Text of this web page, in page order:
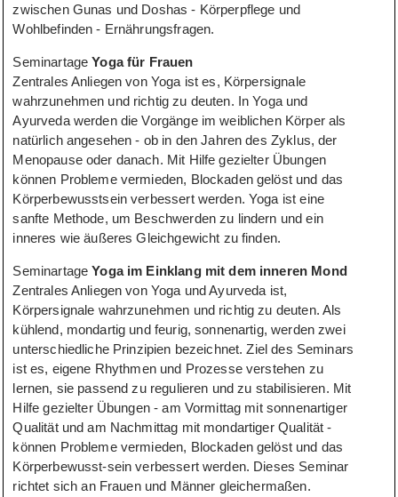
zwischen Gunas und Doshas - Körperpflege und
Wohlbefinden - Ernährungsfragen.
SeminartageYoga für Frauen
Zentrales Anliegen von Yoga ist es, Körpersignale
wahrzunehmen und richtig zu deuten. In Yoga und
Ayurveda werden die Vorgänge im weiblichen Körper als
natürlich angesehen - ob in den Jahren des Zyklus, der
Menopause oder danach. Mit Hilfe gezielter Übungen
können Probleme vermieden, Blockaden gelöst und das
Körperbewusstsein verbessert werden. Yoga ist eine
sanfte Methode, um Beschwerden zu lindern und ein
inneres wie äußeres Gleichgewicht zu finden.
SeminartageYoga im Einklang mit dem inneren Mond
Zentrales Anliegen von Yoga und Ayurveda ist,
Körpersignale wahrzunehmen und richtig zu deuten. Als
kühlend, mondartig und feurig, sonnenartig, werden zwei
unterschiedliche Prinzipien bezeichnet. Ziel des Seminars
ist es, eigene Rhythmen und Prozesse verstehen zu
lernen, sie passend zu regulieren und zu stabilisieren. Mit
Hilfe gezielter Übungen - am Vormittag mit sonnenartiger
Qualität und am Nachmittag mit mondartiger Qualität -
können Probleme vermieden, Blockaden gelöst und das
Körperbewusst-sein verbessert werden. Dieses Seminar
richtet sich an Frauen und Männer gleichermaßen.